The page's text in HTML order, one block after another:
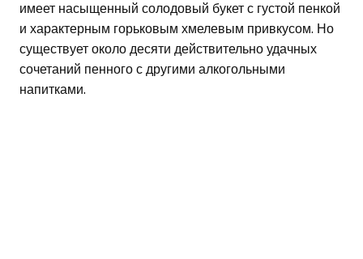
имеет насыщенный солодовый букет с густой пенкой
и характерным горьковым хмелевым привкусом. Но
существует около десяти действительно удачных
сочетаний пенного с другими алкогольными
напитками.